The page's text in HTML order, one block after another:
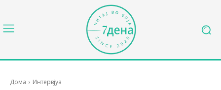
Дома Интервјуа